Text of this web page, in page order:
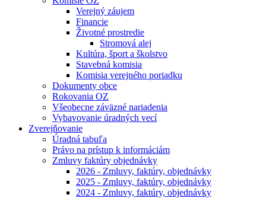
Verejný záujem
Financie
Životné prostredie
Stromová alej
Kultúra, šport a školstvo
Stavebná komisia
Komisia verejného poriadku
Dokumenty obce
Rokovania OZ
Všeobecne záväzné nariadenia
Vybavovanie úradných vecí
Zverejňovanie
Úradná tabuľa
Právo na prístup k informáciám
Zmluvy faktúry objednávky
2026 - Zmluvy, faktúry, objednávky
2025 - Zmluvy, faktúry, objednávky
2024 - Zmluvy, faktúry, objednávky